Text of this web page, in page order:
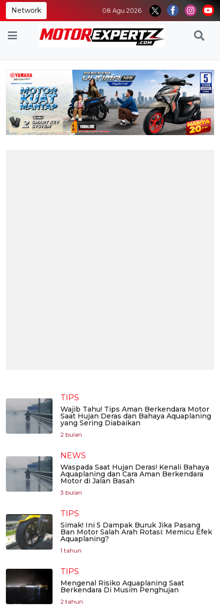
Network 08 Agu 2026
TIPS
Wajib Tahu! Tips Aman Berkendara Motor
Saat Hujan Deras dan Bahaya Aquaplaning
yang Sering Diabaikan
2 bulan
NEWS
Waspada Saat Hujan Deras! Kenali Bahaya
Aquaplaning dan Cara Aman Berkendara
Motor di Jalan Basah
3 bulan
TIPS
Simak! Ini 5 Dampak Buruk Jika Pasang
Ban Motor Salah Arah Rotasi: Memicu Efek
Aquaplaning?
1 tahun
TIPS
Mengenal Risiko Aquaplaning Saat
Berkendara Di Musim Penghujan
2 tahun